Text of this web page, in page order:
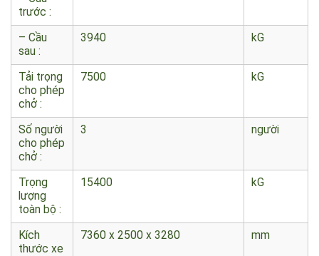
Phân bố :
– Cầu
trước :
– Cầu
sau :
3940 kG
Tải trọng
cho phép
chở :
cho phép
chở :
Trọng
lượng
toàn bộ :
15400 kG